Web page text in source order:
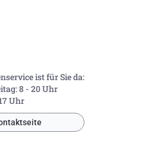
ist für Sie da:
8 - 20 Uhr
Uhr